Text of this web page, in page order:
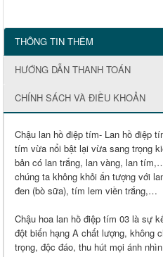
THÔNG TIN THÊM
HƯỚNG DẪN THANH TOÁN
CHÍNH SÁCH VÀ ĐIỀU KHOẢN
Chậu lan hồ điệp tím- Lan hồ điệp
tím vừa nổi bật lại vừa sang trọng
bản có lan trắng, lan vàng, lan
chúng ta không khỏi ấn tượng với
đen (bò sữa), tím lem viền trắng,…
Chậu hoa lan hồ điệp tím 03 là sự
đột biến hạng A chất lượng, không
trọng, độc đáo, thu hút mọi ánh